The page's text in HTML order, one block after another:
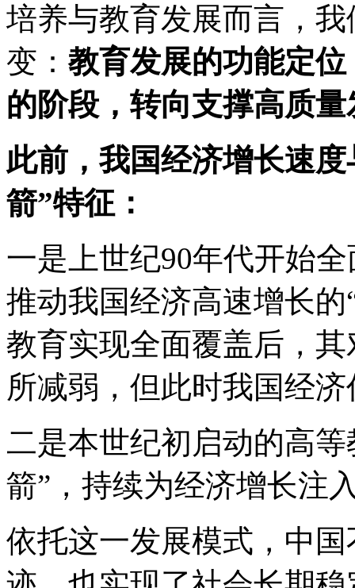
培养与教育发展而言，
变：教育发展的功能定
的阶段，转向支撑高质
此前，我国经济增长速
箭”特征：
一是上世纪90年代开始
推动我国经济高速增长
教育实现全面覆盖后，
所减弱，但此时我国经
二是本世纪初启动的高
箭”，持续为经济增长注
依托这一发展模式，中